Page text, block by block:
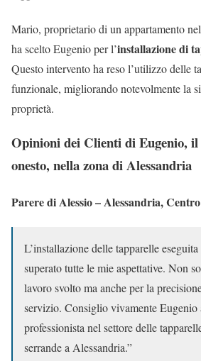
Mario, proprietario di un appartamento
ha scelto Eugenio per l’installazione di
Questo intervento ha reso l’utilizzo delle
funzionale, migliorando notevolmente la
proprietà.
Opinioni dei Clienti di Eugenio,
onesto, nella zona di Alessandria
Parere di Alessio – Alessandria,
L’installazione delle tapparelle
superato tutte le mie aspettative. Non
lavoro svolto ma anche per la
servizio. Consiglio vivamente Eugenio
professionista nel settore delle
serrande a Alessandria.”